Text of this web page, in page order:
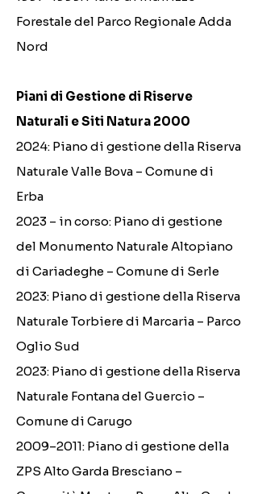
Forestale del Parco Regionale Adda
Nord
Piani di Gestione di Riserve
Naturali e Siti Natura 2000
2024: Piano di gestione della Riserva
Naturale Valle Bova – Comune di
Erba
2023 – in corso: Piano di gestione
del Monumento Naturale Altopiano
di Cariadeghe – Comune di Serle
2023: Piano di gestione della Riserva
Naturale Torbiere di Marcaria – Parco
Oglio Sud
2023: Piano di gestione della Riserva
Naturale Fontana del Guercio –
Comune di Carugo
2009–2011: Piano di gestione della
ZPS Alto Garda Bresciano –